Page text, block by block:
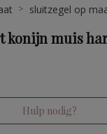
sluitzegel op
konijn muis
Hulp nodig?